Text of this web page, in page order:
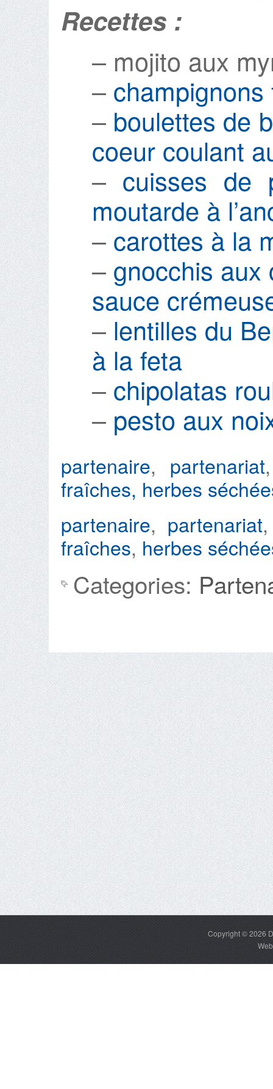
Recettes :
– mojito aux
–
– boulettes de
coeur coulant
– cuisses
moutarde à
– carottes à la
– gnocchis aux
sauce
– lentilles du
à la feta
– chipolatas
– pesto aux
partenaire, partenariat
fraîches, herbes
partenaire, partenariat
fraîches, herbes
Categories:
Copyright © 2026